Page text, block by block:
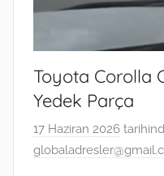
Toyota Corolla
Yedek Parça
17 Haziran 2026